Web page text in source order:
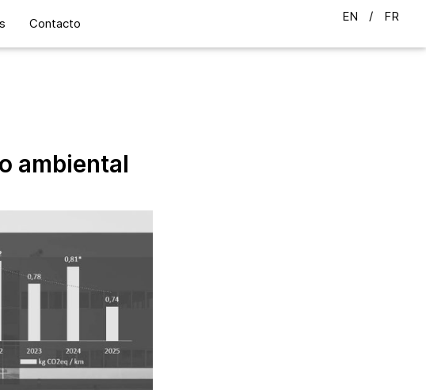
Contacto EN FR
ambiental